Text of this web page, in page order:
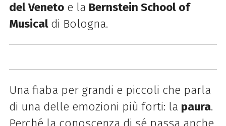
del Venetoe la Bernstein School of
Musical di Bologna.
Una fiaba per grandi e piccoli che parla
di una delle emozioni più forti: la paura.
Perché la conoscenza di sé passa anche